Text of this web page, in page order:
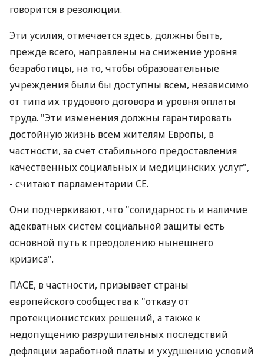
говорится в резолюции.
Эти усилия, отмечается здесь, должны быть,
прежде всего, направлены на снижение уровня
безработицы, на то, чтобы образовательные
учреждения были бы доступны всем, независимо
от типа их трудового договора и уровня оплаты
труда. "Эти изменения должны гарантировать
достойную жизнь всем жителям Европы, в
частности, за счет стабильного предоставления
качественных социальных и медицинских услуг",
- считают парламентарии СЕ.
Они подчеркивают, что "солидарность и наличие
адекватных систем социальной защиты есть
основной путь к преодолению нынешнего
кризиса".
ПАСЕ, в частности, призывает страны
европейского сообщества к "отказу от
протекционистских решений, а также к
недопущению разрушительных последствий
дефляции заработной платы и ухудшению условий